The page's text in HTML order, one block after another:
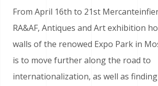
From April 16th to 21st
RA&AF, Antiques and Art exhibition
walls of the renowed Expo Park in
is to move further along the road to
internationalization, as well as